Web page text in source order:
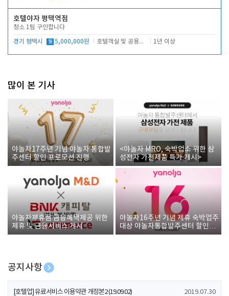
호텔야자 평택역점
청소 1팀 구인합니다
경기 평택시 월 5,000,000원 호텔객실 및 공용시설 청소 관리 1년 이상
많이 본 기사
야놀자17주년 기념 야놀자 통합발
주센터 할인 프로모션 진행
<야놀자 MRO, 숙박업소 위한 삼
성전자 가전제품 특가 개시>
야놀자제휴점 금융혜택제공 위한
제휴 및 금융서비스 게시
야놀자16주년 기념 제휴 숙박업주
대상 야놀자통합발주센터 할인쿠
폰 증정
공지사항
[호텔업] 개인정보 처리방침 개정본1 (19.09.02)
[호텔업] 유료서비스 이용약관 개정본2 (19.09.02) 2019.07.30